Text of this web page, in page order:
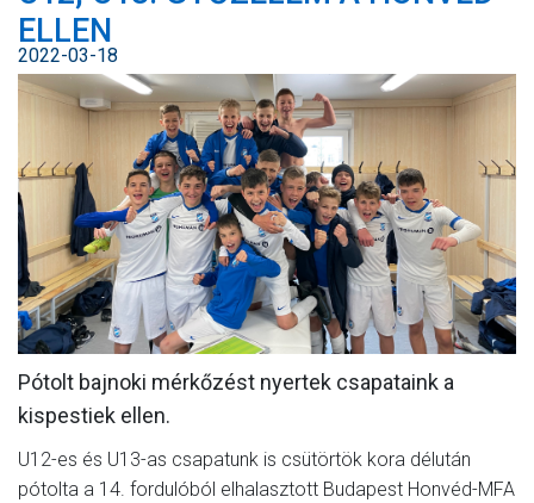
NYITÓLAP
HÍREK
AKADÉMIA
CSAPATOK
MÉRKŐZÉSEK
GALÉRIA
JELENTKEZÉS
SZURKOLÓI ÉLMÉNYEK
VEZETŐSÉG
ELLEN
2022-03-18
Pótolt bajnoki mérkőzést nyertek csapataink a
kispestiek ellen.
U12-es és U13-as csapatunk is csütörtök kora délután
pótolta a 14. fordulóból elhalasztott Budapest Honvéd-MFA